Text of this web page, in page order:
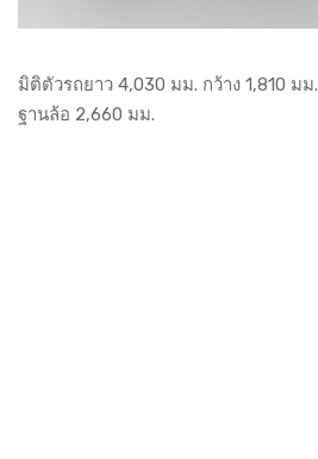
มิติตัวรถยาว 4,030 มม. กว้าง 1,810 ม
ฐานล้อ 2,660 มม.